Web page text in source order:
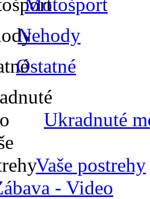
Nehody
Ostatné
Ukradnuté
Vaše postrehy
- Video